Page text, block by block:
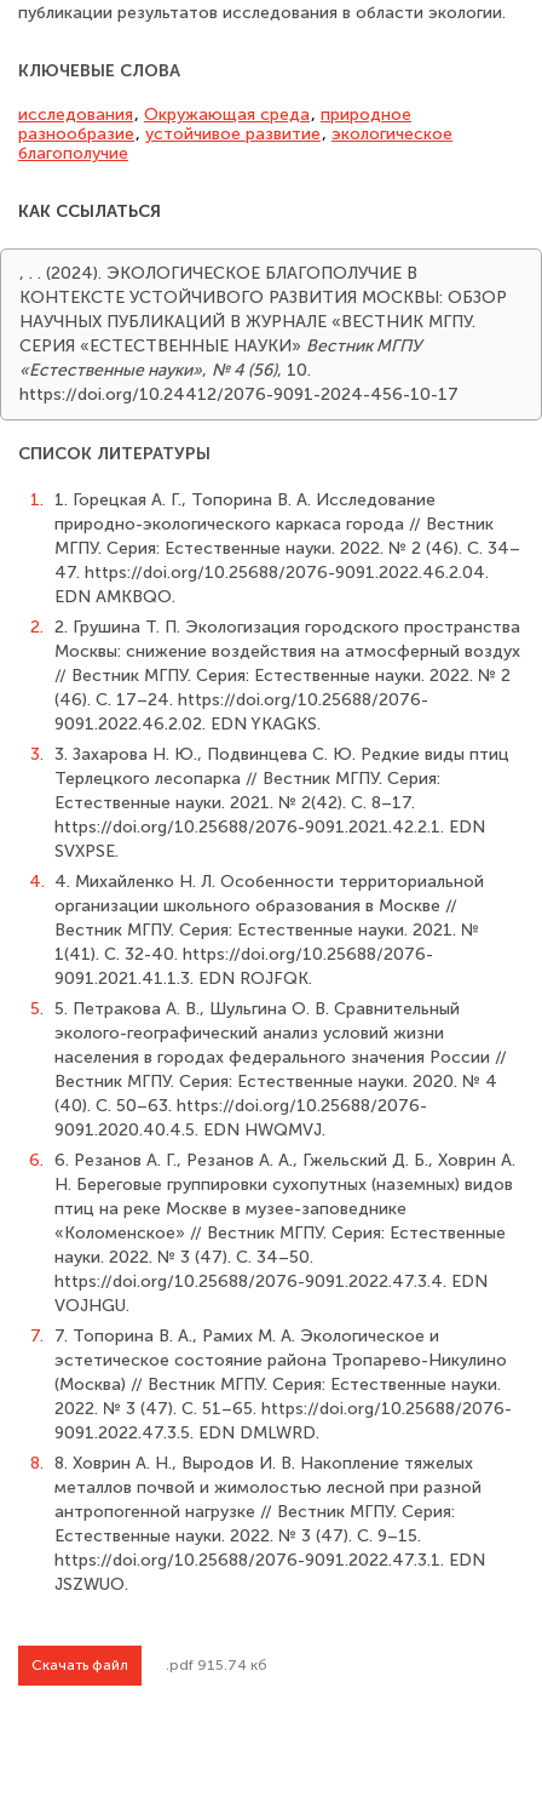
публикации результатов исследования в области экологии.
КЛЮЧЕВЫЕ СЛОВА
исследования, Окружающая среда, природное
разнообразие, устойчивое развитие, экологическое
благополучие
КАК ССЫЛАТЬСЯ
, . . (2024). ЭКОЛОГИЧЕСКОЕ БЛАГОПОЛУЧИЕ В
КОНТЕКСТЕ УСТОЙЧИВОГО РАЗВИТИЯ МОСКВЫ: ОБЗОР
НАУЧНЫХ ПУБЛИКАЦИЙ В ЖУРНАЛЕ «ВЕСТНИК МГПУ.
СЕРИЯ «ЕСТЕСТВЕННЫЕ НАУКИ» Вестник МГПУ
«Естественные науки», № 4 (56), 10.
https://doi.org/10.24412/2076-9091-2024-456-10-17
СПИСОК ЛИТЕРАТУРЫ
1.
1. Горецкая А. Г., Топорина В. А. Исследование
природно-экологического каркаса города // Вестник
МГПУ. Серия: Естественные науки. 2022. № 2 (46). С. 34–
47. https://doi.org/10.25688/2076-9091.2022.46.2.04.
EDN AMKBQO.
2. 2. Грушина Т. П. Экологизация городского пространства
Москвы: снижение воздействия на атмосферный воздух
// Вестник МГПУ. Серия: Естественные науки. 2022. № 2
(46). С. 17–24. https://doi.org/10.25688/2076-
9091.2022.46.2.02. EDN YKAGKS.
3. 3. Захарова Н. Ю., Подвинцева С. Ю. Редкие виды птиц
Терлецкого лесопарка // Вестник МГПУ. Серия:
Естественные науки. 2021. № 2(42). С. 8–17.
https://doi.org/10.25688/2076-9091.2021.42.2.1. EDN
SVXPSE.
4. 4. Михайленко Н. Л. Особенности территориальной
организации школьного образования в Москве //
Вестник МГПУ. Серия: Естественные науки. 2021. №
1(41). С. 32-40. https://doi.org/10.25688/2076-
9091.2021.41.1.3. EDN ROJFQK.
5. 5. Петракова А. В., Шульгина О. В. Сравнительный
эколого-географический анализ условий жизни
населения в городах федерального значения России //
Вестник МГПУ. Серия: Естественные науки. 2020. № 4
(40). С. 50–63. https://doi.org/10.25688/2076-
9091.2020.40.4.5. EDN HWQMVJ.
6. 6. Резанов А. Г., Резанов А. А., Гжельский Д. Б., Ховрин А.
Н. Береговые группировки сухопутных (наземных) видов
птиц на реке Москве в музее-заповеднике
«Коломенское» // Вестник МГПУ. Серия: Естественные
науки. 2022. № 3 (47). С. 34–50.
https://doi.org/10.25688/2076-9091.2022.47.3.4. EDN
VOJHGU.
7.
7. Топорина В. А., Рамих М. А. Экологическое и
эстетическое состояние района Тропарево-Никулино
(Москва) // Вестник МГПУ. Серия: Естественные науки.
2022. № 3 (47). С. 51–65. https://doi.org/10.25688/2076-
9091.2022.47.3.5. EDN DMLWRD.
8. 8. Ховрин А. Н., Выродов И. В. Накопление тяжелых
металлов почвой и жимолостью лесной при разной
антропогенной нагрузке // Вестник МГПУ. Серия:
Естественные науки. 2022. № 3 (47). С. 9–15.
https://doi.org/10.25688/2076-9091.2022.47.3.1. EDN
JSZWUO.
Скачать файл .pdf 915.74 кб